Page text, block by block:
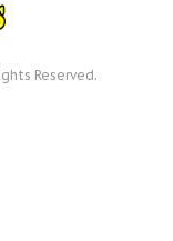
Reserved.